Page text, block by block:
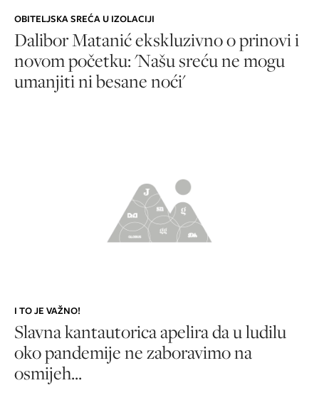
OBITELJSKA SREĆA U IZOLACIJI
Dalibor Matanić ekskluzivno o prinovi i
novom početku: 'Našu sreću ne mogu
umanjiti ni besane noći'
I TO JE VAŽNO!
Slavna kantautorica apelira da u ludilu
oko pandemije ne zaboravimo na
osmijeh...